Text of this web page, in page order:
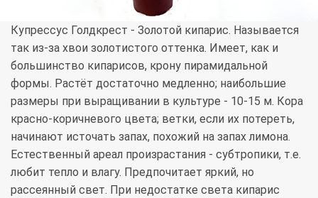
Купрессус Голдкрест - Золотой кипарис. Называется
так из-за хвои золотистого оттенка. Имеет, как и
большинство кипарисов, крону пирамидальной
формы. Растёт достаточно медленно; наибольшие
размеры при выращивании в культуре - 10-15 м. Кора
красно-коричневого цвета; ветки, если их потереть,
начинают источать запах, похожий на запах лимона.
Естественный ареал произрастания - субтропики, т.е.
любит тепло и влагу. Предпочитает яркий, но
рассеянный свет. При недостатке света кипарис